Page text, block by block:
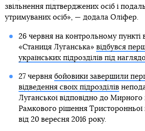
звільнення підтверджених осіб і
утримуваних осіб», — додала Оліфер.
26 червня на контрольному пункті
«Станиця Луганська» відбувся
українських підрозділів під
27 червня бойовики завершили
відведення своїх підрозділів
Луганської відповідно до Мирного
Рамкового рішення Тристоронньої
від 20 вересня 2016 року.